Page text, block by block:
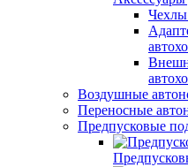
Чехлы
Воздушные
Переносные
Предпусковые